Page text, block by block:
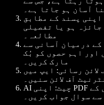
آسان ہو جاتا ہے۔
اپنی پسند کے مطابق
ہو یا تفصیلی
مطالعہ۔
کے درمیان آسانی سے
اور اہم حصوں کو بُک
مارک کریں۔
لائن رسائی: ایپ میں PDF محفوظ کریں اور بغیر
آف لائن سنیں۔
AI چیٹ: اپنی PDF کے بارے میں سپیچفائی کے AI
سے سوال جواب کریں۔